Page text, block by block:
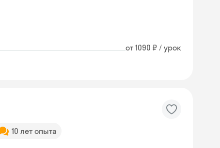
от 1090 ₽ / урок
10 лет опыта